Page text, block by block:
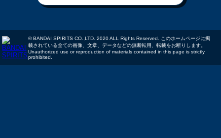
© BANDAI SPIRITS CO.,LTD. 2020 ALL Rights Reserved. このホームページに掲
載されている全ての画像、文章、データなどの無断転用、転載をお断りします。
Unauthorized use or reproduction of materials contained in this page is strictly
prohibited.